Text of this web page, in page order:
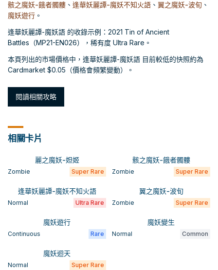
骸之魔妖-餓者髑髏 、 逢華妖麗譚-魔妖不知火語 、 翼之魔妖-波旬 、
魔妖遊行 。
逢華妖麗譚-魔妖語 的收錄示例：2021 Tin of Ancient
Battles（MP21-EN026），稀有度 Ultra Rare。
本頁列出的市場價格中，逢華妖麗譚-魔妖語 目前較低的快照約為
Cardmarket $0.05（價格會頻繁變動）。
閱讀相關攻略
相關卡片
麗之魔妖-妲姬
Zombie Super Rare
骸之魔妖-餓者髑髏
Zombie Super Rare
逢華妖麗譚-魔妖不知火語
Normal Ultra Rare
翼之魔妖-波旬
Zombie Super Rare
魔妖遊行
Continuous Rare
魔妖變生
Normal Common
魔妖迴天
Normal Super Rare